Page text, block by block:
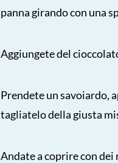
panna girando con una
Aggiungete del
Prendete un savoiardo,
tagliatelo della giusta
Andate a coprire con